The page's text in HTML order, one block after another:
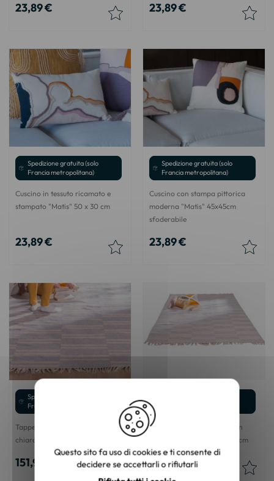
23,89 € 23,89 €
Spedizione gratuita (solo
Francia metropolitana)
Cuscino in tessuto ricamato e
stampato "Matis" 50 x 30 cm
23,89 €
Spedizione gratuita (solo
Francia metropolitana)
Cuscino con stampa pittorica
moderna "Matis" 45x45cm
sfoderabile
23,89 €
Spedizione gratuita (solo
Francia metropolitana)
Tappeto "etnico" a righe blu
chiaro e crema 120x180 cm
151,99 €
Tappeto "etnico" grande con
frange bicolore 200 x 300 cm
294,83 €
Questo sito fa uso di cookies e ti consente di
decidere se accettarli o rifiutarli